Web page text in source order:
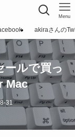
Menu
akiraさんの
ールで買っ
Mac
31